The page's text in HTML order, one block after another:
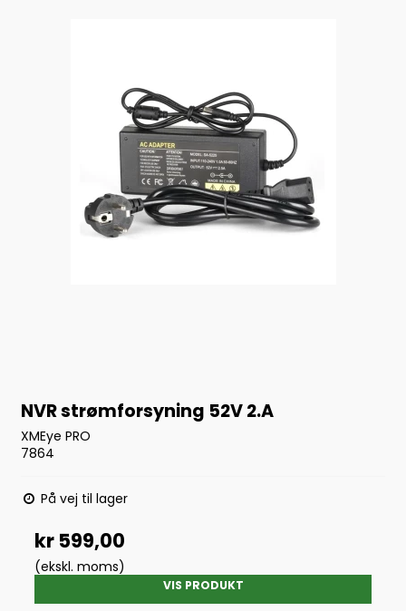
NVR strømforsyning 52V 2.A
XMEye PRO
7864
På vej til lager
kr 599,00
(ekskl. moms)
VIS PRODUKT